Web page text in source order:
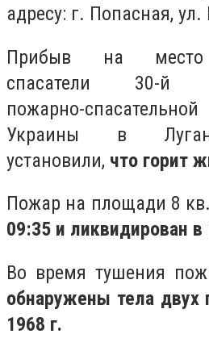
адресу: г. Попасная, ул.
Прибыв на место
спасатели 30-й
пожарно-
Украины в
установили, что горит
Пожар на площади 8
09:35 и ликвидирован в
Во время тушения
обнаружены тела двух
1968 г.